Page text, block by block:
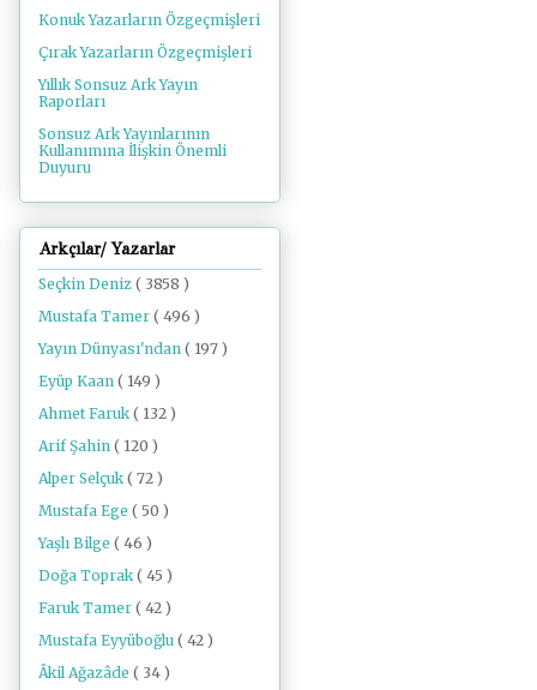
Konuk Yazarların Özgeçmişleri
Çırak Yazarların Özgeçmişleri
Yıllık Sonsuz Ark Yayın
Raporları
Sonsuz Ark Yayınlarının
Kullanımına İlişkin Önemli
Duyuru
Arkçılar/ Yazarlar
Seçkin Deniz ( 3858 )
Mustafa Tamer ( 496 )
Yayın Dünyası'ndan ( 197 )
Eyüp Kaan ( 149 )
Ahmet Faruk ( 132 )
Arif Şahin ( 120 )
Alper Selçuk ( 72 )
Mustafa Ege ( 50 )
Yaşlı Bilge ( 46 )
Doğa Toprak ( 45 )
Faruk Tamer ( 42 )
Mustafa Eyyüboğlu ( 42 )
Âkil Ağazâde ( 34 )